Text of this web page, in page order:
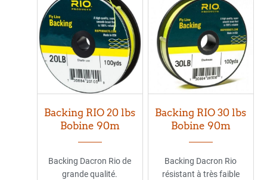
Backing RIO 20 lbs
Bobine 90m
Backing Dacron Rio de
grande qualité.
Backing RIO 30 lbs
Bobine 90m
Backing Dacron Rio
résistant à très faible